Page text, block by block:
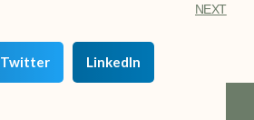
NEXT
Twitter LinkedIn